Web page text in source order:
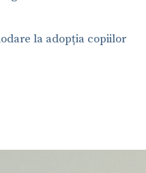
la adopția copiilor